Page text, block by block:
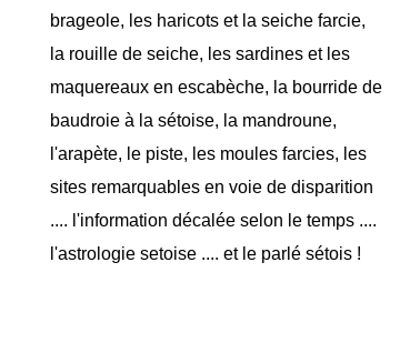
brageole, les haricots et la seiche farcie,
la rouille de seiche, les sardines et les
maquereaux en escabèche, la bourride de
baudroie à la sétoise, la mandroune,
l'arapète, le piste, les moules farcies, les
sites remarquables en voie de disparition
.... l'information décalée selon le temps ....
l'astrologie setoise .... et le parlé sétois !